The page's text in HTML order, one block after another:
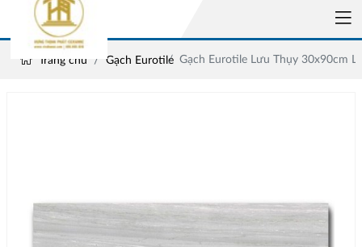
Trang chủ Gạch Eurotile Gạch Eurotile Lưu Thụy 30x90cm